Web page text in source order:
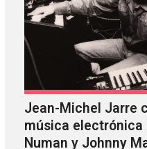
Jean-Michel Jarre
música electrónica
Numan y Johnny